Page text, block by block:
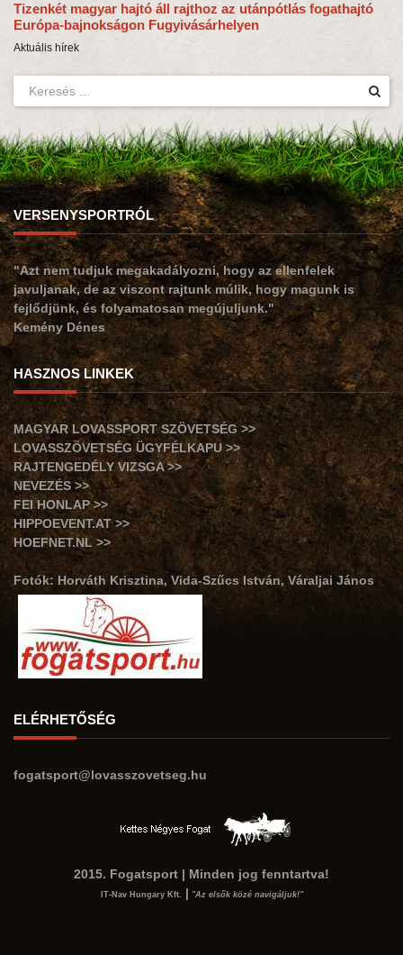
Tizenkét magyar hajtó áll rajthoz az utánpótlás fogathajtó
Európa-bajnokságon Fugyivásárhelyen
Aktuális hírek
VERSENYSPORTRÓL
"Azt nem tudjuk megakadályozni, hogy az ellenfelek
javuljanak, de az viszont rajtunk múlik, hogy magunk is
fejlődjünk, és folyamatosan megújuljunk."
Kemény Dénes
HASZNOS LINKEK
MAGYAR LOVASSPORT SZÖVETSÉG >>
LOVASSZÖVETSÉG ÜGYFÉLKAPU >>
RAJTENGEDÉLY VIZSGA >>
NEVEZÉS >>
FEI HONLAP >>
HIPPOEVENT.AT >>
HOEFNET.NL >>
Fotók: Horváth Krisztina, Vida-Szűcs István, Váraljai János
ELÉRHETŐSÉG
fogatsport@lovasszovetseg.hu
2015. Fogatsport | Minden jog fenntartva!
IT-Nav Hungary Kft. | "Az elsők közé navigáljuk!"